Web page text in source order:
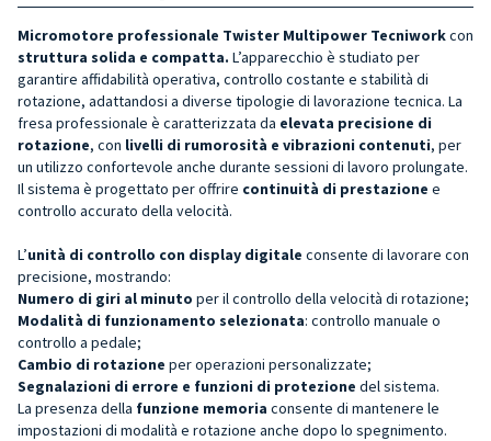
Micromotore professionale Twister Multipower Tecniworkcon
struttura solida e compatta. L’apparecchio è studiato per
garantire affidabilità operativa, controllo costante e stabilità di
rotazione, adattandosi a diverse tipologie di lavorazione tecnica. La
fresa professionale è caratterizzata da elevata precisione di
rotazione, con livelli di rumorosità e vibrazioni contenuti, per
un utilizzo confortevole anche durante sessioni di lavoro prolungate.
Il sistema è progettato per offrire continuità di prestazione e
controllo accurato della velocità.
L’unità di controllo con display digitale consente di lavorare con
precisione, mostrando:
Numero di giri al minuto per il controllo della velocità di rotazione;
Modalità di funzionamento selezionata: controllo manuale o
controllo a pedale;
Cambio di rotazione per operazioni personalizzate;
Segnalazioni di errore e funzioni di protezione del sistema.
La presenza della funzione memoria consente di mantenere le
impostazioni di modalità e rotazione anche dopo lo spegnimento.